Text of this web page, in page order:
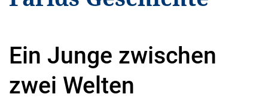
Ein Junge zwischen
zwei Welten